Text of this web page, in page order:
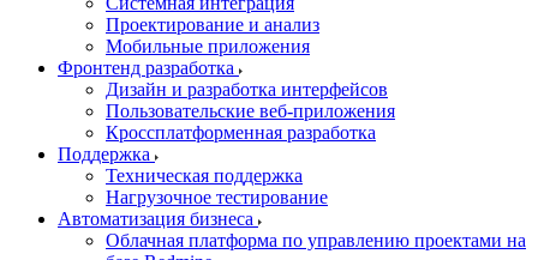
Проектирование и анализ
Мобильные приложения
Фронтенд разработка
Дизайн и разработка интерфейсов
Пользовательские веб-приложения
Кроссплатформенная разработка
Поддержка
Техническая поддержка
Нагрузочное тестирование
Автоматизация бизнеса
Облачная платформа по управлению проектами на